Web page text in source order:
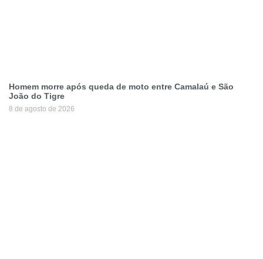
Homem morre após queda de moto entre Camalaú e São
João do Tigre
8 de agosto de 2026